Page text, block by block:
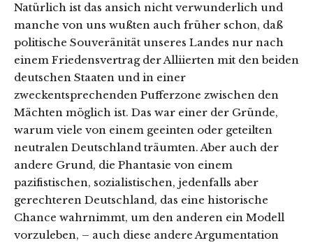
Natürlich ist das ansich nicht verwunderlich und
manche von uns wußten auch früher schon, daß
politische Souveränität unseres Landes nur nach
einem Friedensvertrag der Alliierten mit den beiden
deutschen Staaten und in einer
zweckentsprechenden Pufferzone zwischen den
Mächten möglich ist. Das war einer der Gründe,
warum viele von einem geeinten oder geteilten
neutralen Deutschland träumten. Aber auch der
andere Grund, die Phantasie von einem
pazifistischen, sozialistischen, jedenfalls aber
gerechteren Deutschland, das eine historische
Chance wahrnimmt, um den anderen ein Modell
vorzuleben, – auch diese andere Argumentation